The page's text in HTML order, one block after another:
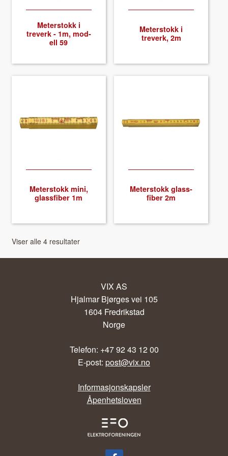
About VIX
Meter­stokk i
treverk - 1m, mod­
ell 59
Meter­stokk i
treverk, 2m
Meter­stokk mini,
glass­fiber 1m
Meter­stokk glass­
fiber 2m
Viser alle 4 resultater
VIX AS
Hjalmar Bjørges vei 105
1604 Fredrikstad
Norge
Telefon: +47 92 43 12 00
E-post: post@vix.no
Informasjonskapsler
Åpenhetsloven